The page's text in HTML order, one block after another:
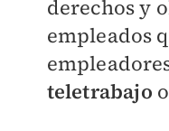
derechos y
empleados
teletrabajo o